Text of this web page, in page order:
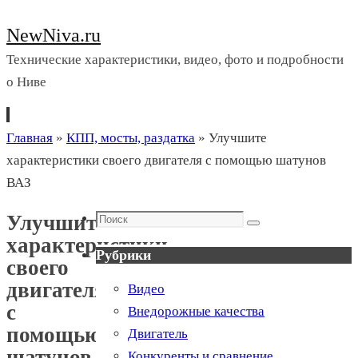
NewNiva.ru
Технические характеристики, видео, фото и подробности
о Ниве
Перейти
к
содержимому
Главная » КПП, мосты, раздатка » Улучшите
характеристики своего двигателя с помощью шатунов
ВАЗ
Улучшите
характеристики
своего
двигателя
с
помощью
Поиск
Поиск
Рубрики
Видео
Внедорожные качества
Двигатель